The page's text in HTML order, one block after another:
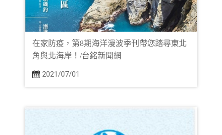
在家防疫，第8期海洋漫波季刊帶您踏尋東北
角與北海岸！/台銘新聞網
2021/07/01